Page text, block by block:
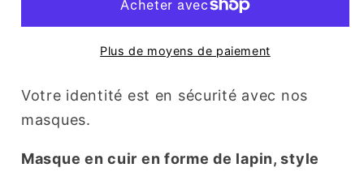
Plus de moyens de paiement
Votre identité est en sécurité avec nos
masques.
Masque en cuir en forme de lapin, style